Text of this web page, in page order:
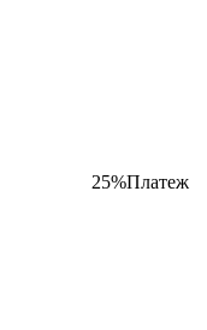
25%Платеж